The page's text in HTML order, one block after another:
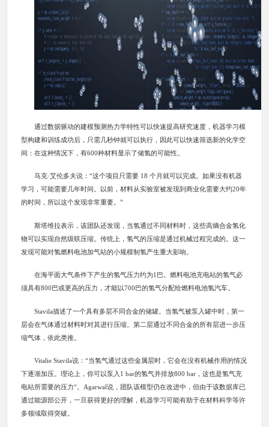
通过数据驱动的建模预测热力学特性可以快速提高研究速度，机器学习模
型构建和训练成功后，只需几秒钟就可以执行，因此可以快速筛选新的化学空
间：在这种情况下，有600种材料显示了储氢的可能性。
马克·艾伦多夫说：“这个项目只需要 18 个月就可以完成。如果没有机器
学习，可能需要几年时间。以前，材料从实验室被发现到商业化需要大约20年
的时间，所以这个发现非常重要。”
斯塔维拉表示，该团队还发现，当氢通过不同材料时，这些高熵合金氢化
物可以实现自然级联压缩。传统上，氢气的压缩是通过机械过程完成的。这一
发现可能对氢燃料电池加气站的小规模制氢产生重大影响。
在海平面大气条件下产生的氢气压力约为1巴。燃料电池充电站的氢气必
须具有800巴或更高的压力，才能以700巴的氢气分配给燃料电池氢汽车。
Stavila描述了一个具有多层不同合金的储罐。当氢气被泵入罐中时，第一
层会在气体通过材料时对其进行压缩。第二层通过不同合金的所有层进一步压
缩气体，依此类推。
Vitalie Stavila说：“当氢气通过这些金属层时，它会在没有机械作用的情况
下逐渐加压。理论上，你可以泵入1 bar的氢气并排放800 bar，这也是氢气充
电站所需要的压力“。Agarwal说，团队该模型仍在改进中，但由于该数据库已
通过能源部公开，一旦获得更好的理解，机器学习可能有助于在材料科学等许
多领域取得突破。